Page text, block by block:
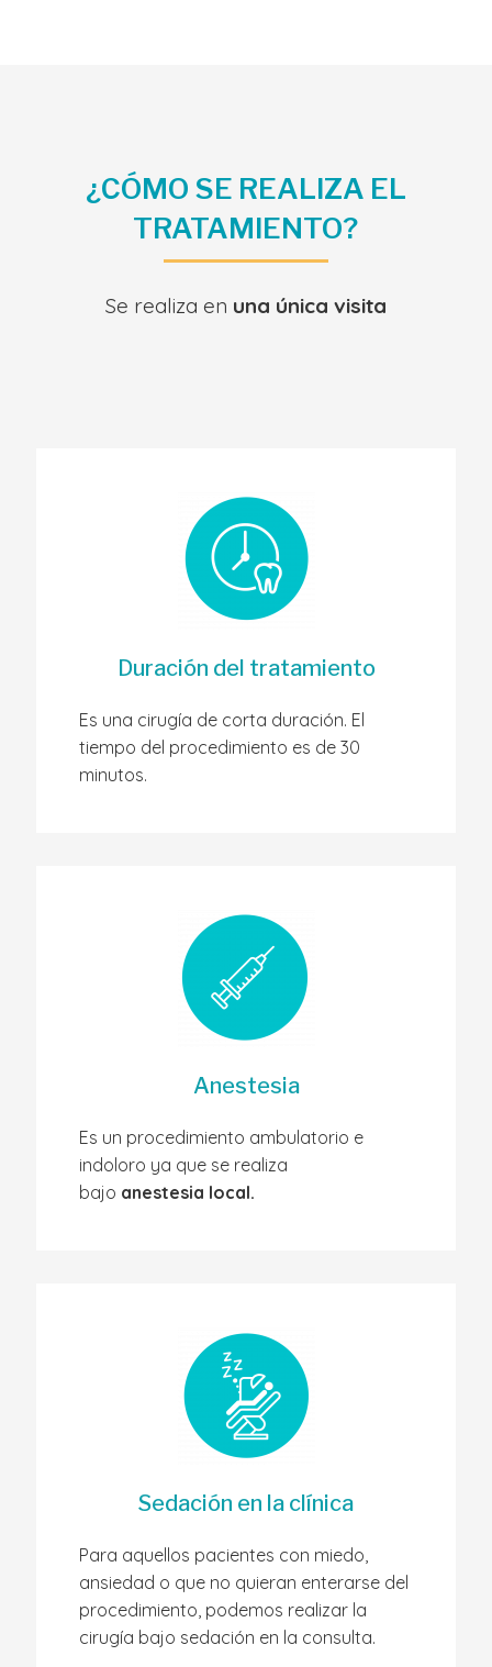
¿CÓMO SE REALIZA EL
TRATAMIENTO?
Se realiza en una única visita
Duración del tratamiento
Es una cirugía de corta duración. El
tiempo del procedimiento es de 30
minutos.
Anestesia
Es un procedimiento ambulatorio e
indoloro ya que se realiza
bajo anestesia local.
Sedación en la clínica
Para aquellos pacientes con miedo,
ansiedad o que no quieran enterarse del
procedimiento, podemos realizar la
cirugía bajo sedación en la consulta.